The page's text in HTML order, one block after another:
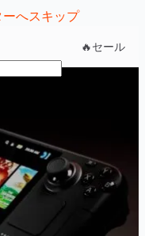
ーへスキップ
🔥セール